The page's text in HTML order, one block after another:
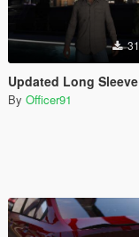
Updated Long Sleeve for MP
By Officer91